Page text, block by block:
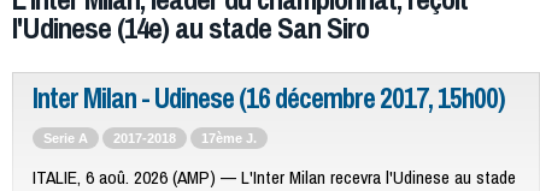
l'Udinese (14e) au stade San Siro
Inter Milan - Udinese (16 décembre 2017, 15h00)
Serie A 2017-2018 17ème J.
ITALIE, 6 aoû. 2026 (AMP) — L'Inter Milan recevra l'Udinese au stade